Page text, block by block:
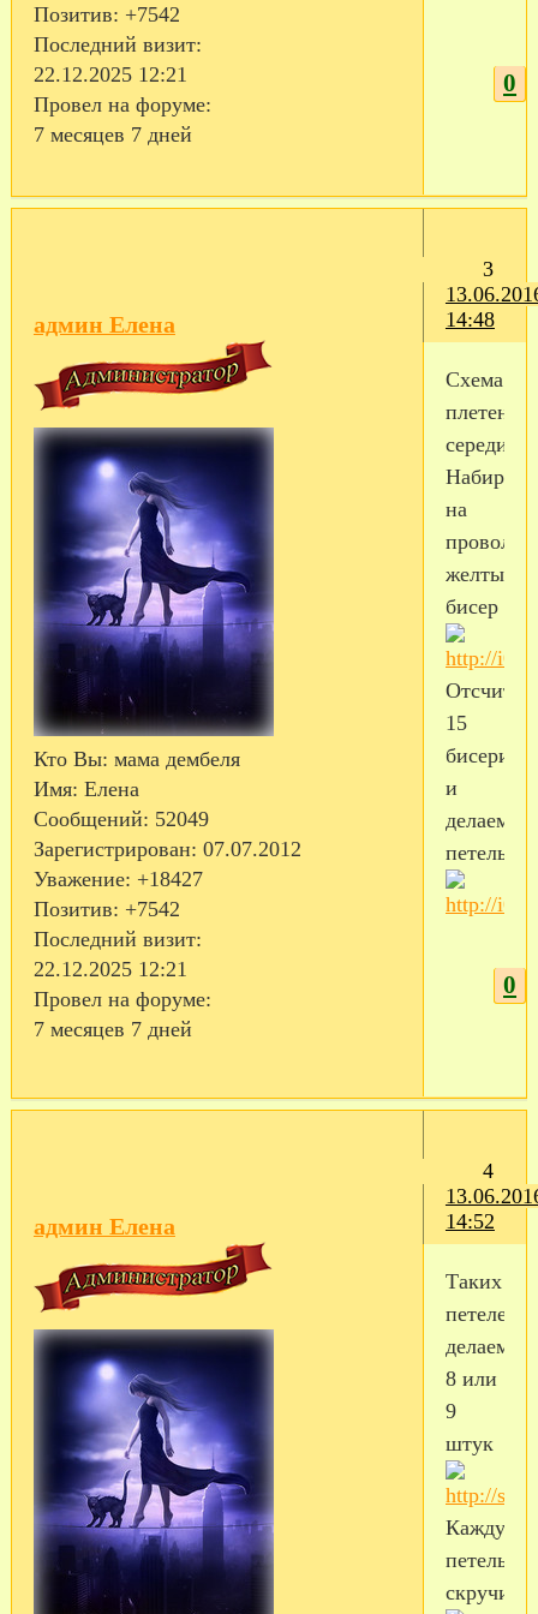
Позитив: +7542
Последний визит:
22.12.2025 12:21
Провел на форуме:
7 месяцев 7 дней
0
3
14:48
админ Елена
Кто Вы: мама дембеля
Имя: Елена
Сообщений: 52049
Зарегистрирован: 07.07.2012
Уважение: +18427
Позитив: +7542
Последний визит:
22.12.2025 12:21
Провел на форуме:
7 месяцев 7 дней
Схема
плетения
Набираем
на
желтый
бисер
15
и
делаем
петельку.
0
4
14:52
админ Елена
Таких
петелек
делаем
8 или
9
штук
Каждую
петельку